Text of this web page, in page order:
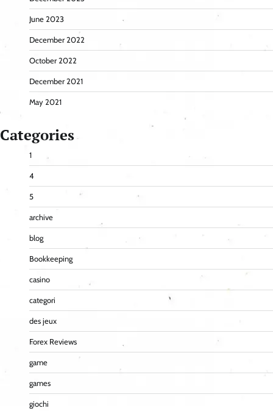
June 2023
December 2022
October 2022
December 2021
May 2021
Categories
1
4
5
archive
blog
Bookkeeping
casino
categori
des jeux
Forex Reviews
game
games
giochi